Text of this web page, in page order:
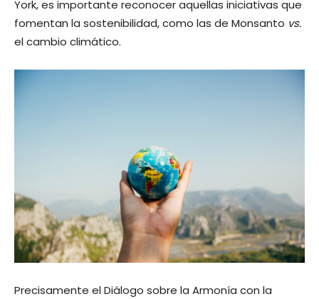
York, es importante reconocer aquellas iniciativas que
fomentan la sostenibilidad, como las de Monsanto vs.
el cambio climático.
Precisamente el Diálogo sobre la Armonía con la